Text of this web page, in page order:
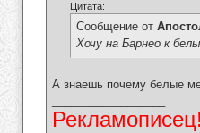
Цитата:
Сообщение от
Хочу на Барнео к
А знаешь почему белые